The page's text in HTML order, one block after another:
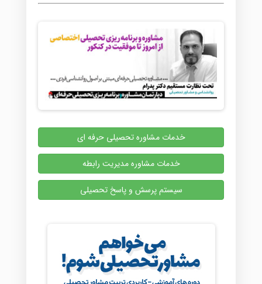
خدمات مشاوره تحصیلی حرفه ای
خدمات مشاوره مدیریت رابطه
سیستم پرسش و پاسخ تحصیلی